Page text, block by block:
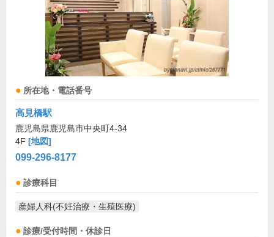
所在地・電話番号
高見橋駅
鹿児島県鹿児島市中央町4-34
4F [地図]
099-296-8177
診療科目
産婦人科(不妊治療・生殖医療)
診療/受付時間・休診日